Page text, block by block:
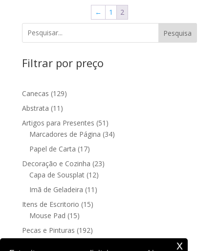
← 1 2
Pesquisa
Filtrar por preço
Canecas 129129
Abstrata 11 11
produtos
Artigos para Presentes 51 51
produtos
Marcadores de Página 3434
Papel de Carta 1717
produtos
Decoração e Cozinha 2323
Capa de Sousplat 1212
produtos
Imã de Geladeira 11 11
Itens de Escritorio 1515
Mouse Pad 1515
produtos
Pecas e Pinturas 192192
produtos
Fine Art 192192
x